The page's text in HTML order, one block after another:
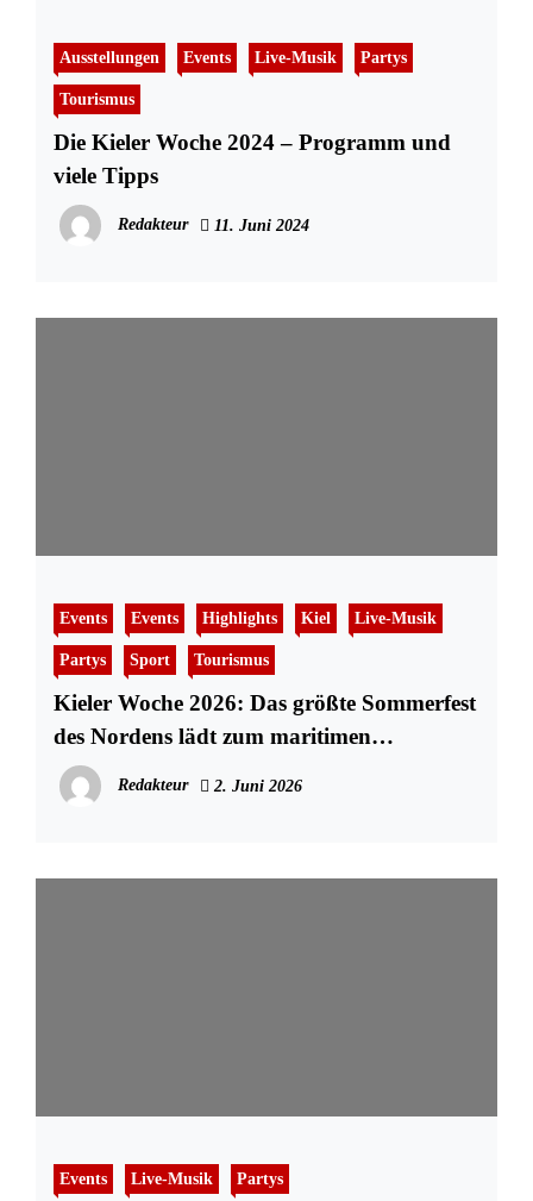
Ausstellungen Events Live-Musik Partys
Tourismus
Die Kieler Woche 2024 – Programm und
viele Tipps
Redakteur 11. Juni 2024
Events Events Highlights Kiel Live-Musik
Partys Sport Tourismus
Kieler Woche 2026: Das größte Sommerfest
des Nordens lädt zum maritimen
Ausnahmezustand
Redakteur 2. Juni 2026
Events Live-Musik Partys